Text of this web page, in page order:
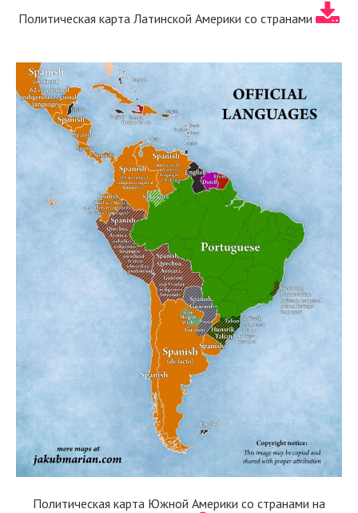
Политическая карта Латинской Америки со странами
Политическая карта Южной Америки со странами на